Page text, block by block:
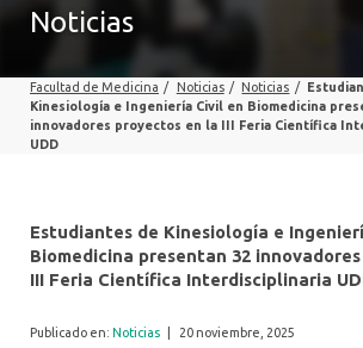
Noticias
Facultad de Medicina / Noticias / Noticias /
Kinesiología e Ingeniería Civil en Biomedicina
innovadores proyectos en la III Feria Científica
UDD
Estudiantes de Kinesiología e
Biomedicina presentan 32
III Feria Científica Interdisciplinaria
Publicado en: Noticias 20 noviembre, 2025